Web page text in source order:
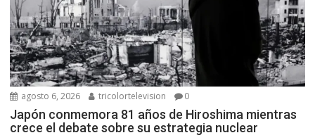
agosto 6, 2026 tricolortelevision 0
Japón conmemora 81 años de Hiroshima mientras
crece el debate sobre su estrategia nuclear